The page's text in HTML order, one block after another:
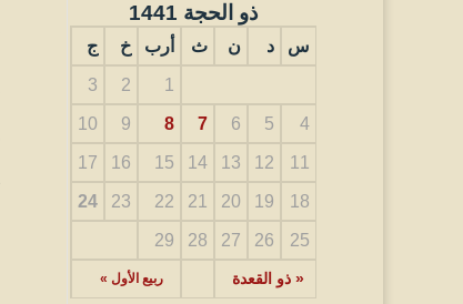
ذو الحجة 1441
س د ن ث أرب خ ج
« ذو القعدة ربيع الأول »
1
2
3
4
5
6
7
8
9
10
11
12
13
14
15
16
17
18
19
20
21
22
23
24
25
26
27
28
29